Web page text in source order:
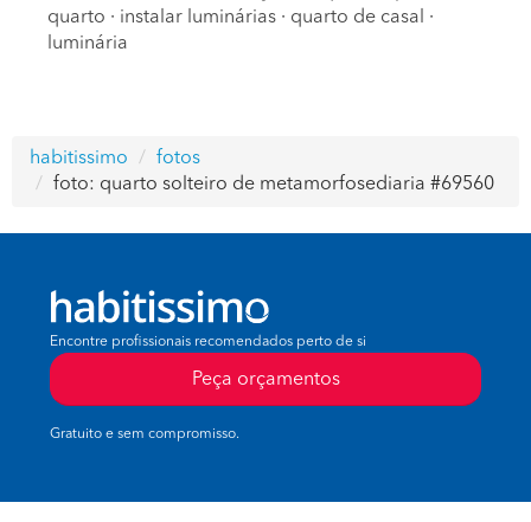
quarto · instalar luminárias · quarto de casal
·
luminária
habitissimo
fotos
foto: quarto solteiro de metamorfosediaria #69560
Encontre profissionais recomendados perto de si
Peça orçamentos
Gratuito e sem compromisso.